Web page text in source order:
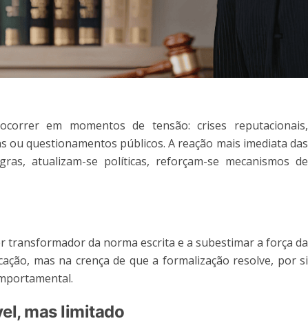
em momentos de tensão: crises reputacionais,
questionamentos públicos. A reação mais imediata das
atualizam-se políticas, reforçam-se mecanismos de
transformador da norma escrita e a subestimar a força da
mas na crença de que a formalização resolve, por si
mas limitado